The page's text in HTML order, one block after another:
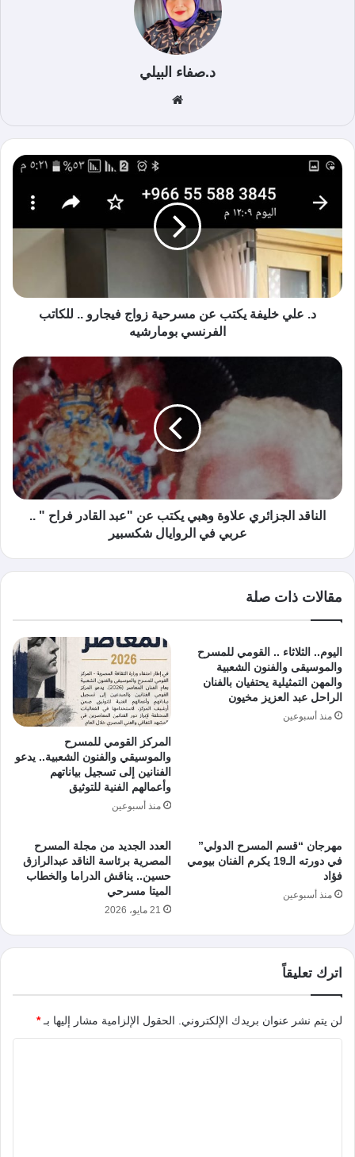
د.صفاء البيلي
الوي
ب
د. علي خليفة يكتب عن مسرحية زواج فيجارو .. للكاتب
الفرنسي بومارشيه
الناقد الجزائري علاوة وهبي يكتب عن "عبد القادر فراح " ..
عربي في الروايال شكسبير
مقالات ذات صلة
اليوم.. الثلاثاء .. القومي للمسرح
والموسيقى والفنون الشعبية
والمهن التمثيلية يحتفيان بالفنان
الراحل عبد العزيز مخيون
منذ أسبوعين
المركز القومي للمسرح
والموسيقي والفنون الشعبية.. يدعو
الفنانين إلى تسجيل بياناتهم
وأعمالهم الفنية للتوثيق
منذ أسبوعين
مهرجان “قسم المسرح الدولي”
في دورته الـ19 يكرم الفنان بيومي
فؤاد
منذ أسبوعين
العدد الجديد من مجلة المسرح
المصرية برئاسة الناقد عبدالرازق
حسين.. يناقش الدراما والخطاب
الميتا مسرحي
21 مايو، 2026
اترك تعليقاً
لن يتم نشر عنوان بريدك الإلكتروني. الحقول الإلزامية مشار إليها بـ*